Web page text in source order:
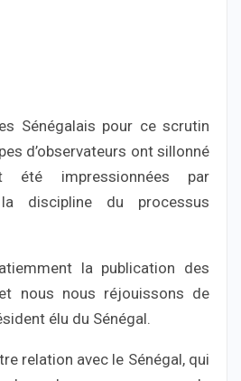
Sénégalais pour ce scrutin
d’observateurs ont sillonné
impressionnées par
discipline du processus
la publication des
nous nous réjouissons de
élu du Sénégal.
relation avec le Sénégal, qui